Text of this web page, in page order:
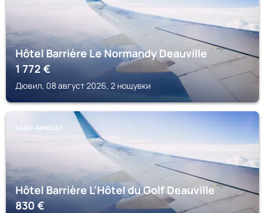
Hôtel Barrière Le Normandy Deauville
1 772€
Дювил, 08 август 2026, 2 нощувки
SAINT-ARNOULT
Hôtel Barrière L'Hôtel du Golf Deauville
830€